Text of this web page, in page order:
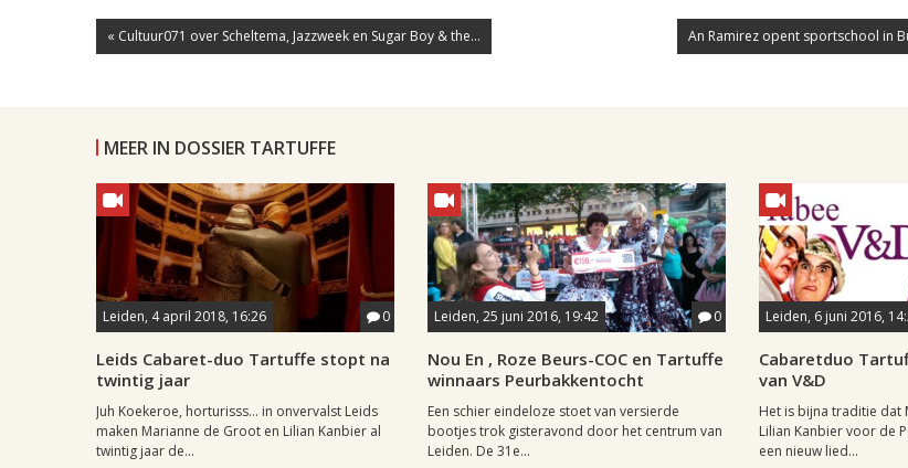
« Cultuur071 over Scheltema, Jazzweek en Sugar Boy & the... An Ramirez opent sportschool in
MEER IN DOSSIER TARTUFFE
Leiden, 4 april 2018, 16:26 0
Leids Cabaret-duo Tartuffe stopt na
twintig jaar
Juh Koekeroe, horturisss... in onvervalst Leids
maken Marianne de Groot en Lilian Kanbier al
twintig jaar de...
Leiden, 25 juni 2016, 19:42 0
Nou En , Roze Beurs-COC en Tartuffe
winnaars Peurbakkentocht
Een schier eindeloze stoet van versierde
bootjes trok gisteravond door het centrum van
Leiden. De 31e...
Leiden, 6 juni 2016,
Cabaretduo
van V&D
Het is bijna traditie dat
Lilian Kanbier voor de
een nieuw lied...